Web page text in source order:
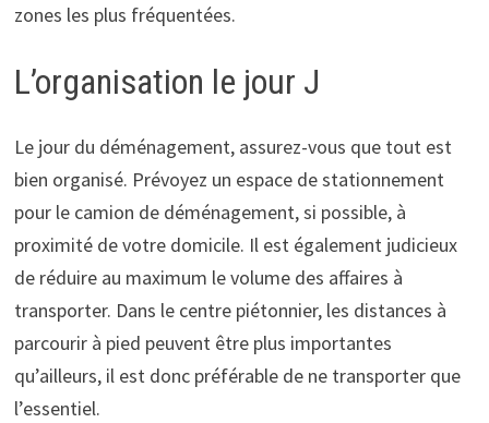
zones les plus fréquentées.
L’organisation le jour J
Le jour du déménagement, assurez-vous que tout est
bien organisé. Prévoyez un espace de stationnement
pour le camion de déménagement, si possible, à
proximité de votre domicile. Il est également judicieux
de réduire au maximum le volume des affaires à
transporter. Dans le centre piétonnier, les distances à
parcourir à pied peuvent être plus importantes
qu’ailleurs, il est donc préférable de ne transporter que
l’essentiel.